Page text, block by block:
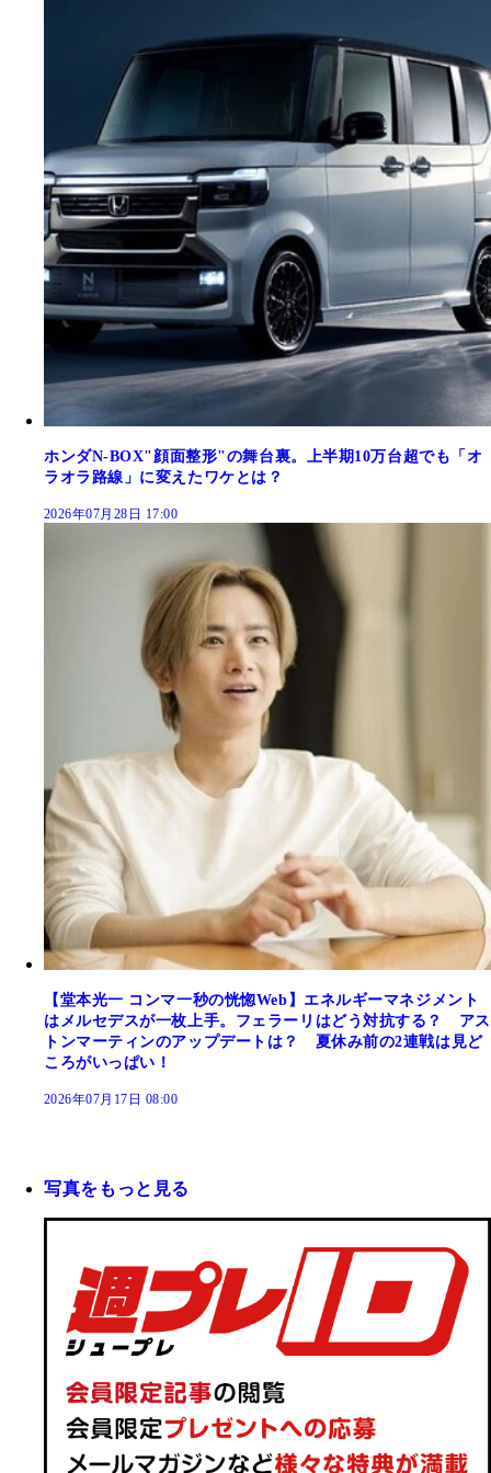
ホンダN-BOX"顔面整形"の舞台裏。上半期10万台超でも「オ
ラオラ路線」に変えたワケとは？
2026年07月28日 17:00
【堂本光一 コンマ一秒の恍惚Web】エネルギーマネジメント
はメルセデスが一枚上手。フェラーリはどう対抗する？ アス
トンマーティンのアップデートは？ 夏休み前の2連戦は見ど
ころがいっぱい！
2026年07月17日 08:00
写真をもっと見る